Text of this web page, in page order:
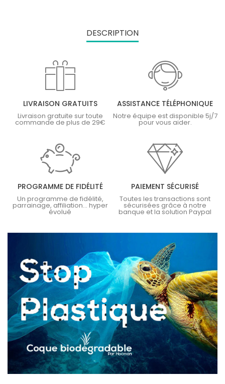
DESCRIPTION
LIVRAISON GRATUITS
Livraison gratuite sur toute
commande de plus de 29€
ASSISTANCE TÉLÉPHONIQUE
Notre équipe est disponible 5j/7
pour vous aider.
PROGRAMME DE FIDÉLITÉ
Un programme de fidélité,
parrainage, affiliation... hyper
évolué
PAIEMENT SÉCURISÉ
Toutes les transactions sont
sécurisées grâce à notre
banque et la solution Paypal